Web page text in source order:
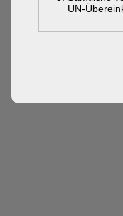
UN-